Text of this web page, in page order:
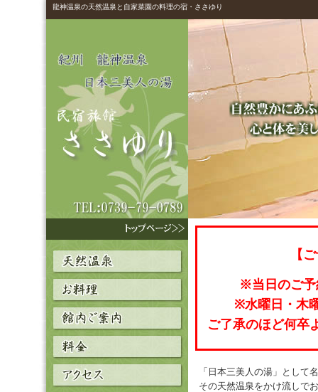
龍神温泉の天然温泉と自家菜園の料理の宿・ささゆり
【
※当日のご予
※水曜日・木
ご了承のほど何卒
「日本三美人の湯」として
その天然温泉をかけ流しで